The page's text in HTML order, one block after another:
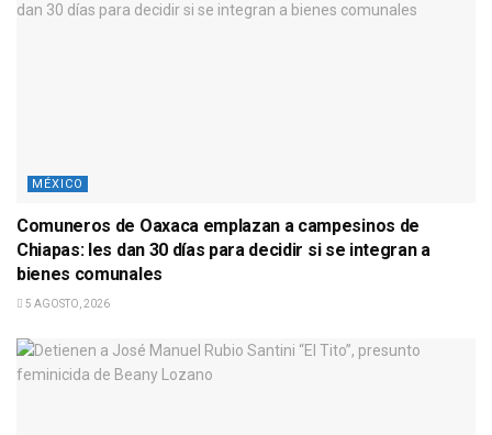
MÉXICO
Comuneros de Oaxaca emplazan a campesinos de
Chiapas: les dan 30 días para decidir si se integran a
bienes comunales
5 AGOSTO, 2026